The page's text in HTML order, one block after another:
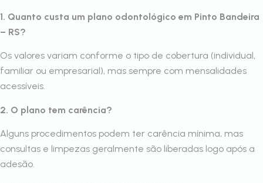
1. Quanto custa um plano odontológico em Pinto Bandeira
– RS?
Os valores variam conforme o tipo de cobertura (individual,
familiar ou empresarial), mas sempre com mensalidades
acessíveis.
2. O plano tem carência?
Alguns procedimentos podem ter carência mínima, mas
consultas e limpezas geralmente são liberadas logo após a
adesão.